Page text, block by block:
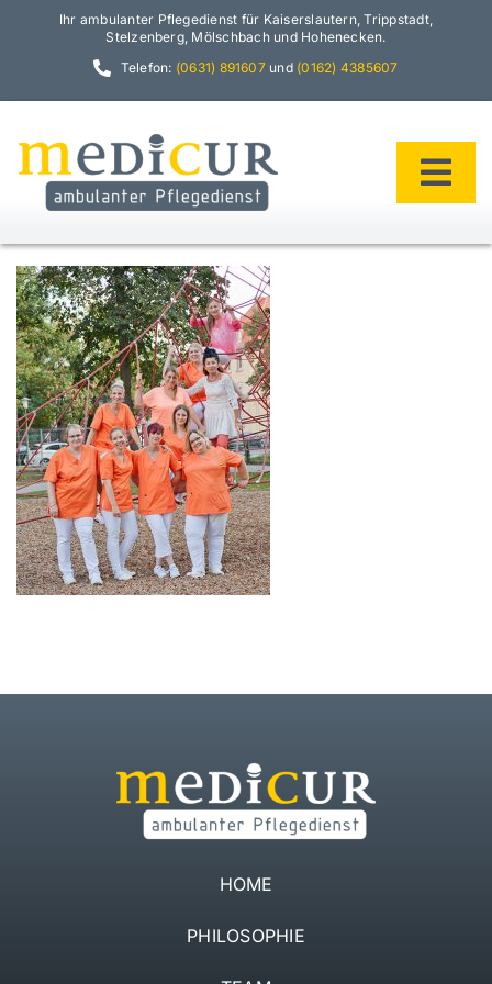
Ihr ambulanter Pflegedienst für Kaiserslautern, Trippstadt,
Stelzenberg, Mölschbach und Hohenecken.
Telefon: (0631) 891607und (0162) 4385607
Home
Philosophie
Team
Leistungen
Jobs
HOME
PHILOSOPHIE